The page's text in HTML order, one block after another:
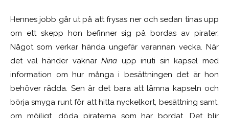
Hennes jobb går ut på att frysas ner och sedan tinas upp
om ett skepp hon befinner sig på bordas av pirater.
Något som verkar hända ungefär varannan vecka. När
det väl händer vaknarNina upp inuti sin kapsel med
information om hur många i besättningen det är hon
behöver rädda. Sen är det bara att lämna kapseln och
börja smyga runt för att hitta nyckelkort, besättning samt,
om möjligt, döda piraterna som har bordat. Det blir